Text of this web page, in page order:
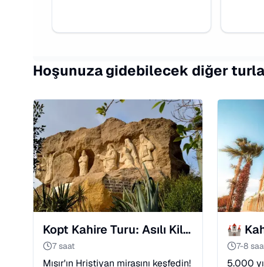
Hoşunuza gidebilecek diğer
Kopt Kahire Turu: Asılı Kilise ve Aziz Simon Manastırı
7 saat
Mısır'ın Hristiyan mirasını keşfedin!
7-8
5.000